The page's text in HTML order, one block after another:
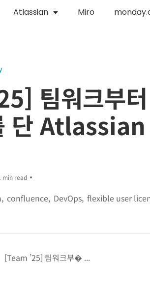
Atlassian Miro
팀워크부
단 Atlassian
min read
confluence DevOps flexible user
[Team ’25] 팀워크부� ...